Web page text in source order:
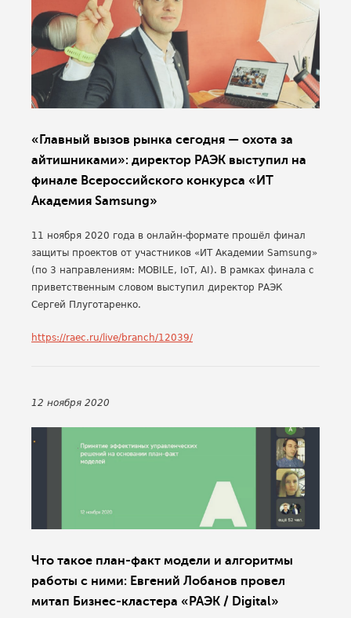
«Главный вызов рынка сегодня — охота за
айтишниками»: директор РАЭК выступил на
финале Всероссийского конкурса «ИТ
Академия Samsung»
11 ноября 2020 года в онлайн-формате прошёл финал
защиты проектов от участников «ИТ Академии Samsung»
(по 3 направлениям: MOBILE, IoT, AI). В рамках финала с
приветственным словом выступил директор РАЭК
Сергей Плуготаренко.
https://raec.ru/live/branch/12039/
12 ноября 2020
Что такое план-факт модели и алгоритмы
работы с ними: Евгений Лобанов провел
митап Бизнес-кластера «РАЭК / Digital»